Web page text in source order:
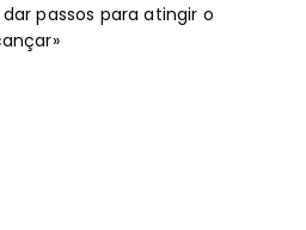
passos para atingir o